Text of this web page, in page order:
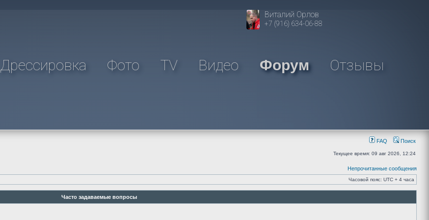
Виталий Орлов
+7 (916) 634-06-88
Дрессировка Фото TV Видео Форум Отзывы
FAQ Поиск
Текущее время: 09 авг 2026, 12:24
Непрочитанные сообщения
Часовой пояс: UTC + 4 часа
Часто задаваемые вопросы